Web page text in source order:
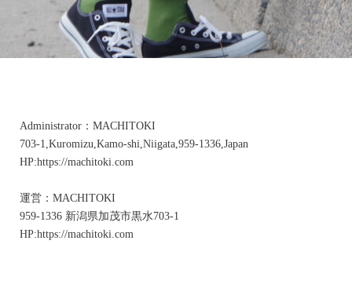
Administrator：MACHITOKI
703-1,Kuromizu,Kamo-shi,Niigata,959-1336,Japan
HP:https://machitoki.com
運営：MACHITOKI
959-1336 新潟県加茂市黒水703-1
HP:https://machitoki.com